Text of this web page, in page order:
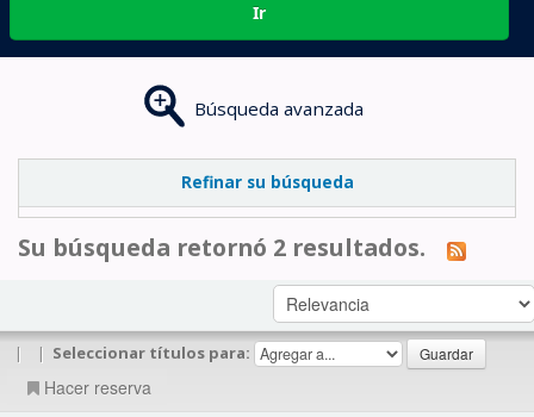
Ir
Búsqueda avanzada
Refinar su búsqueda
Su búsqueda retornó 2 resultados.
| | Seleccionar títulos para:
Hacer reserva